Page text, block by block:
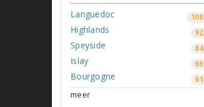
Languedoc 108
Highlands 92
Speyside 84
Islay 69
Bourgogne 61
meer